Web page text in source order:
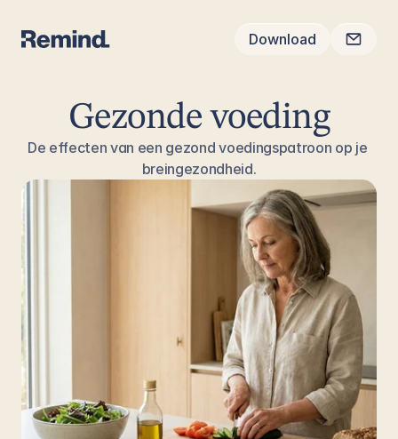
Download
Gezonde voeding
De effecten van een gezond voedingspatroon op je
breingezondheid.